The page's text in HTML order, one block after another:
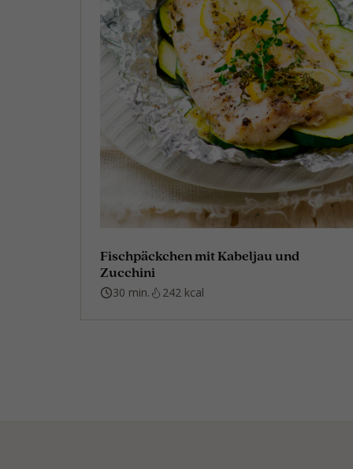
Fischpäckchen mit Kabeljau und
Zucchini
30 min. 242 kcal